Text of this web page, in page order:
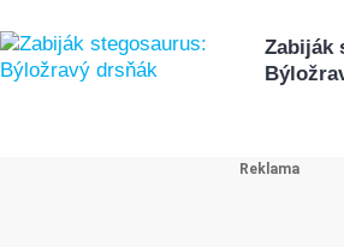
Zabiják